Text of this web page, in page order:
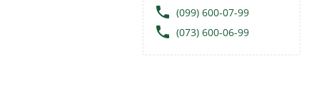
local_phone (099) 600-07-99
local_phone (073) 600-06-99